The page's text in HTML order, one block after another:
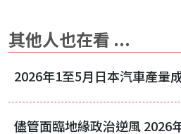
其他人也在看 ...
2026年1至5月日本汽車產量